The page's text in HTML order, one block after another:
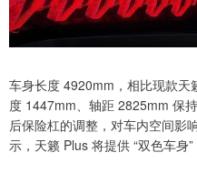
车身长度 4920mm，相比现款
度 1447mm、轴距 2825mm 保
后保险杠的调整，对车内空间影
示，天籁 Plus 将提供 “双色车身”